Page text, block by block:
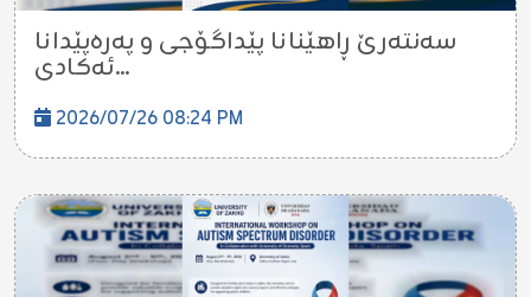
سه‌نته‌رێ ڕاهێنانا پێداگۆجى و په‌ره‌پێدانا
ئه‌كادی...
2026/07/26 08:24 PM